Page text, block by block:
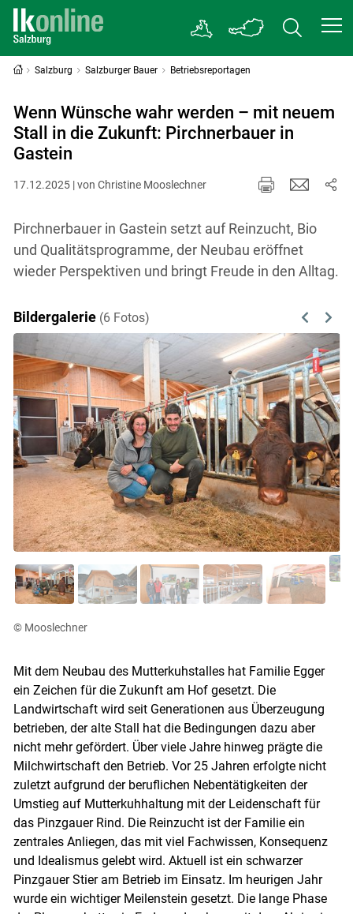
Skip to main content
Salzburg Salzburger Bauer Betriebsreportagen
Wenn Wünsche wahr werden – mit neuem
Stall in die Zukunft: Pirchnerbauer in
Gastein
17.12.2025 | von Christine Mooslechner
Pirchnerbauer in Gastein setzt auf Reinzucht, Bio
und Qualitätsprogramme, der Neubau eröffnet
wieder Perspektiven und bringt Freude in den Alltag.
Bildergalerie (6 Fotos) Previous
Next
© Mooslechner
Mit dem Neubau des Mutterkuhstalles hat Familie Egger
ein Zeichen für die Zukunft am Hof gesetzt. Die
Landwirtschaft wird seit Generationen aus Überzeugung
betrieben, der alte Stall hat die Bedingungen dazu aber
nicht mehr gefördert. Über viele Jahre hinweg prägte die
Milchwirtschaft den Betrieb. Vor 25 Jahren erfolgte nicht
zuletzt aufgrund der beruflichen Nebentätigkeiten der
Umstieg auf Mutterkuhhaltung mit der Leidenschaft für
das Pinzgauer Rind. Die Reinzucht ist der Familie ein
zentrales Anliegen, das mit viel Fachwissen, Konsequenz
und Idealismus gelebt wird. Aktuell ist ein schwarzer
Pinzgauer Stier am Betrieb im Einsatz. Im heurigen Jahr
wurde ein wichtiger Meilenstein gesetzt. Die lange Phase